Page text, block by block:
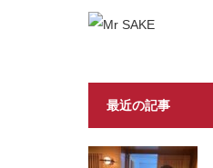
最近の記事